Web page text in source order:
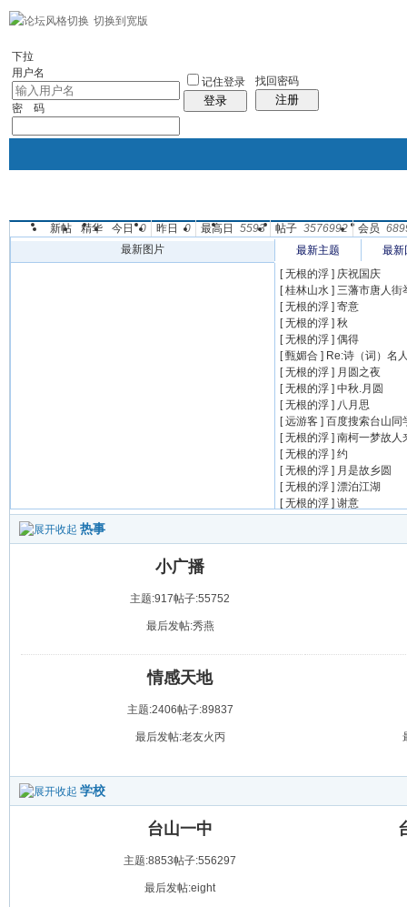
切换到宽版
下拉
用户名
密 码
记住登录
登录
找回密码
注册
论坛 群组 个人中心 怀旧 超Q同学网 新版
帖子
新帖 精华 今日 0 昨日 0 最高日 5593 帖子 3576992 会员
最新图片
最新主题
最新
[ 无根的浮 ] 庆祝国庆
[ 桂林山水 ] 三藩市唐人街
[ 无根的浮 ] 寄意
[ 无根的浮 ] 秋
[ 无根的浮 ] 偶得
[ 甄媚合 ] Re:诗（词）名
[ 无根的浮 ] 月圆之夜
[ 无根的浮 ] 中秋.月圆
[ 无根的浮 ] 八月思
[ 远游客 ] 百度搜索台山同
75one.net
[ 无根的浮 ] 南柯一梦故人
[ 无根的浮 ] 约
[ 无根的浮 ] 月是故乡圆
[ 无根的浮 ] 漂泊江湖
[ 无根的浮 ] 谢意
热事
小广播
主题:917帖子:55752
最后发帖:秀燕
情感天地
主题:2406帖子:89837
最后发帖:老友火丙
学校
台山一中
主题:8853帖子:556297
最后发帖:eight